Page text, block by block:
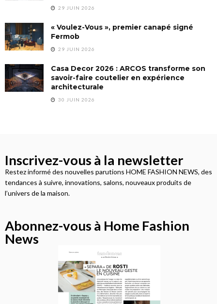
29 JUIN 2026
« Voulez-Vous », premier canapé signé
Fermob
29 JUIN 2026
Casa Decor 2026 : ARCOS transforme son
savoir-faire coutelier en expérience
architecturale
30 JUIN 2026
Inscrivez-vous à la newsletter
Restez informé des nouvelles parutions HOME FASHION NEWS, des
tendances à suivre, innovations, salons, nouveaux produits de
l’univers de la maison.
Abonnez-vous à Home Fashion
News